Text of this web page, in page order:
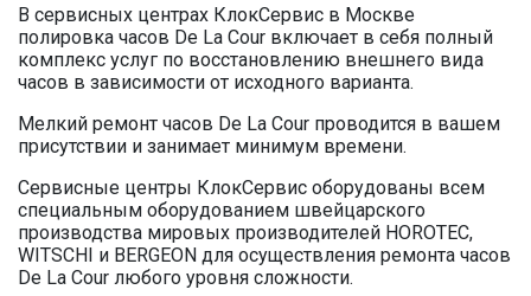
В сервисных центрах КлокСервис в Москве
полировка часов De La Cour включает в себя полный
комплекс услуг по восстановлению внешнего вида
часов в зависимости от исходного варианта.
Мелкий ремонт часов De La Cour проводится в вашем
присутствии и занимает минимум времени.
Сервисные центры КлокСервис оборудованы всем
специальным оборудованием швейцарского
производства мировых производителей HOROTEC,
WITSCHI и BERGEON для осуществления ремонта часов
De La Cour любого уровня сложности.